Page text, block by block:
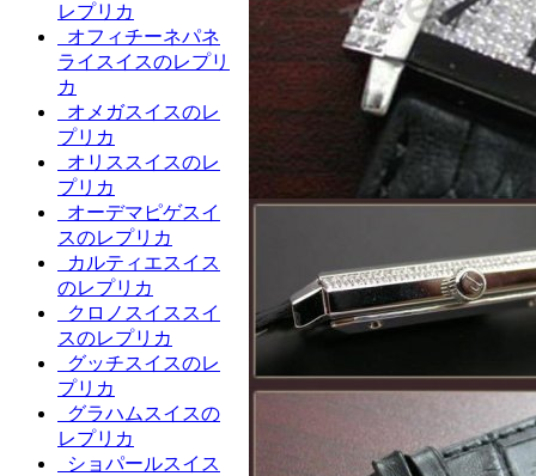
レプリカ
オフィチーネパネ
ライスイスのレプリ
カ
オメガスイスのレ
プリカ
オリススイスのレ
プリカ
オーデマピゲスイ
スのレプリカ
カルティエスイス
のレプリカ
クロノスイススイ
スのレプリカ
グッチスイスのレ
プリカ
グラハムスイスの
レプリカ
ショパールスイス